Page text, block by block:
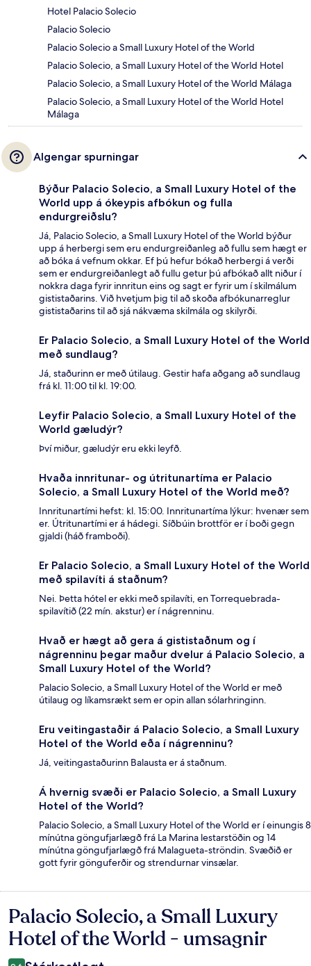
Hotel Palacio Solecio
Palacio Solecio
Palacio Solecio a Small Luxury Hotel of the World
Palacio Solecio, a Small Luxury Hotel of the World Hotel
Palacio Solecio, a Small Luxury Hotel of the World Málaga
Palacio Solecio, a Small Luxury Hotel of the World Hotel
Málaga
Algengar spurningar
Býður Palacio Solecio, a Small Luxury Hotel of the
World upp á ókeypis afbókun og fulla
endurgreiðslu?
Já, Palacio Solecio, a Small Luxury Hotel of the World býður
upp á herbergi sem eru endurgreiðanleg að fullu sem hægt er
að bóka á vefnum okkar. Ef þú hefur bókað herbergi á verði
sem er endurgreiðanlegt að fullu getur þú afbókað allt niður í
nokkra daga fyrir innritun eins og sagt er fyrir um í skilmálum
gististaðarins. Við hvetjum þig til að skoða afbókunarreglur
gististaðarins til að sjá nákvæma skilmála og skilyrði.
Er Palacio Solecio, a Small Luxury Hotel of the World
með sundlaug?
Já, staðurinn er með útilaug. Gestir hafa aðgang að sundlaug
frá kl. 11:00 til kl. 19:00.
Leyfir Palacio Solecio, a Small Luxury Hotel of the
World gæludýr?
Því miður, gæludýr eru ekki leyfð.
Hvaða innritunar- og útritunartíma er Palacio
Solecio, a Small Luxury Hotel of the World með?
Innritunartími hefst: kl. 15:00. Innritunartíma lýkur: hvenær sem
er. Útritunartími er á hádegi. Síðbúin brottför er í boði gegn
gjaldi (háð framboði).
Er Palacio Solecio, a Small Luxury Hotel of the World
með spilavíti á staðnum?
Nei. Þetta hótel er ekki með spilavíti, en Torrequebrada-
spilavítið (22 mín. akstur) er í nágrenninu.
Hvað er hægt að gera á gististaðnum og í
nágrenninu þegar maður dvelur á Palacio Solecio, a
Small Luxury Hotel of the World?
Palacio Solecio, a Small Luxury Hotel of the World er með
útilaug og líkamsrækt sem er opin allan sólarhringinn.
Eru veitingastaðir á Palacio Solecio, a Small Luxury
Hotel of the World eða í nágrenninu?
Já, veitingastaðurinn Balausta er á staðnum.
Á hvernig svæði er Palacio Solecio, a Small Luxury
Hotel of the World?
Palacio Solecio, a Small Luxury Hotel of the World er í einungis 8
mínútna göngufjarlægð frá La Marina lestarstöðin og 14
mínútna göngufjarlægð frá Malagueta-ströndin. Svæðið er
gott fyrir gönguferðir og strendurnar vinsælar.
Umsagnir
Palacio Solecio, a Small Luxury
Hotel of the World - umsagnir